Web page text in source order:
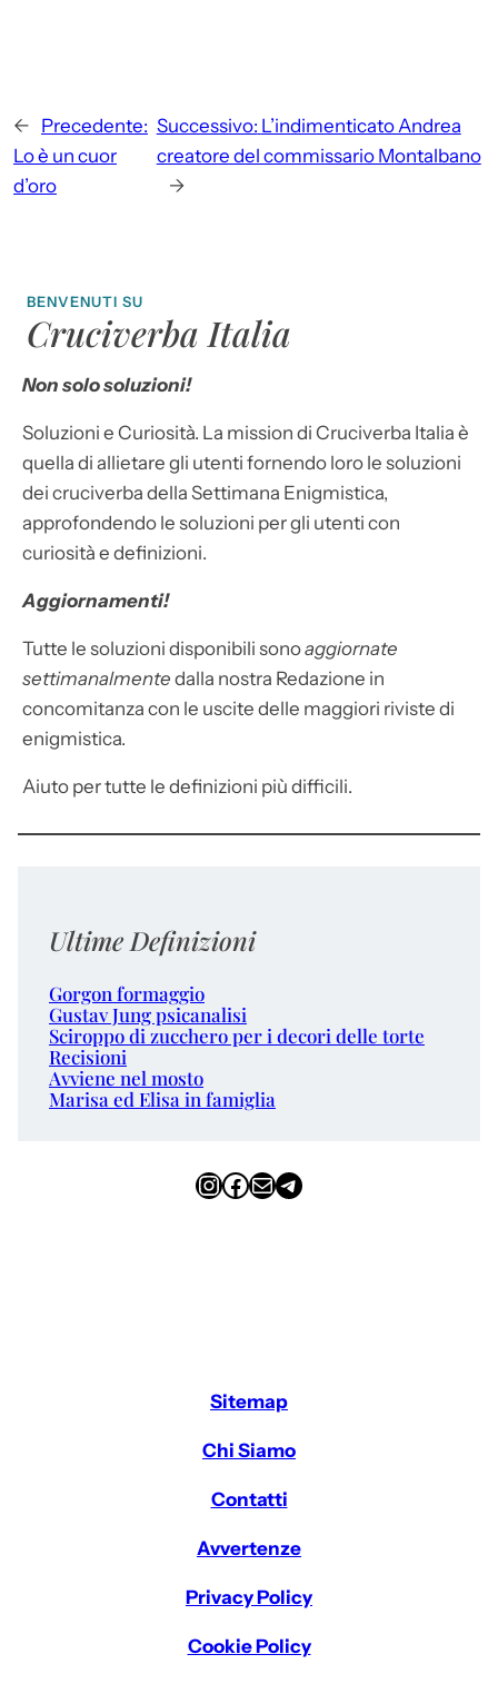
← Precedente:
Lo è un cuor
d’oro
Successivo: L’indimenticato Andrea
creatore del commissario Montalbano
→
BENVENUTI SU
Cruciverba Italia
Non solo soluzioni!
Soluzioni e Curiosità. La mission di Cruciverba Italia è
quella di allietare gli utenti fornendo loro le soluzioni
dei cruciverba della Settimana Enigmistica,
approfondendo le soluzioni per gli utenti con
curiosità e definizioni.
Aggiornamenti!
Tutte le soluzioni disponibili sonoaggiornate
settimanalmente dalla nostra Redazione in
concomitanza con le uscite delle maggiori riviste di
enigmistica.
Aiuto per tutte le definizioni più difficili.
Ultime Definizioni
Gorgon formaggio
Gustav Jung psicanalisi
Sciroppo di zucchero per i decori delle torte
Recisioni
Avviene nel mosto
Marisa ed Elisa in famiglia
InstagramFacebook Email Telegram
Sitemap
Chi Siamo
Contatti
Avvertenze
Privacy Policy
Cookie Policy